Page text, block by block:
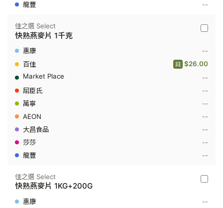
--
佳
-
熟
片
千
佳之選 Select
快熟燕麥片 1千克
--
$26.00
註
--
--
--
--
--
--
--
佳
佳之選 Select
快熟燕麥片 1KG+200G
--